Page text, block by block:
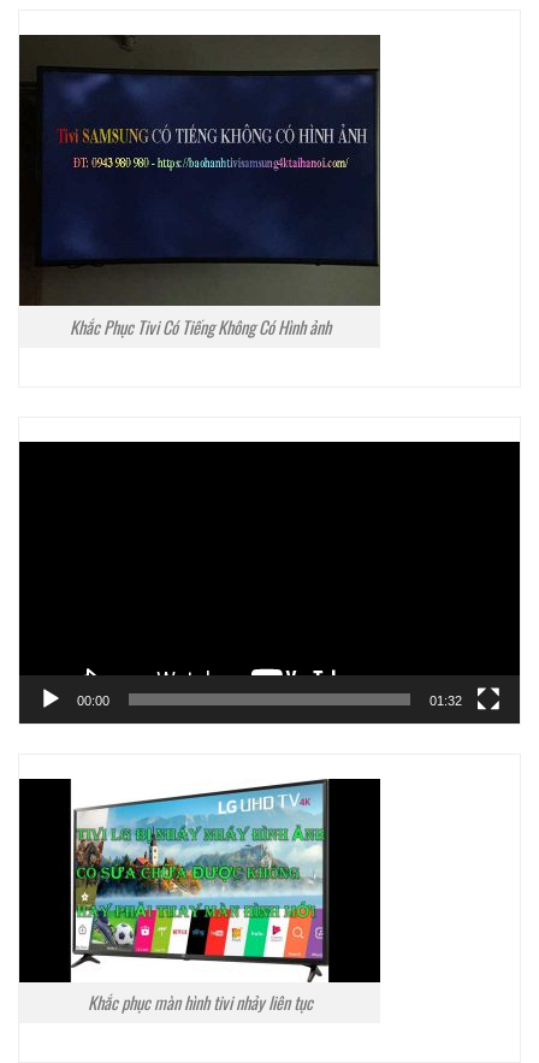
Khắc Phục Tivi Có Tiếng Không Có Hình ảnh
00:00 01:32
Khắc phục màn hình tivi nhảy liên tục